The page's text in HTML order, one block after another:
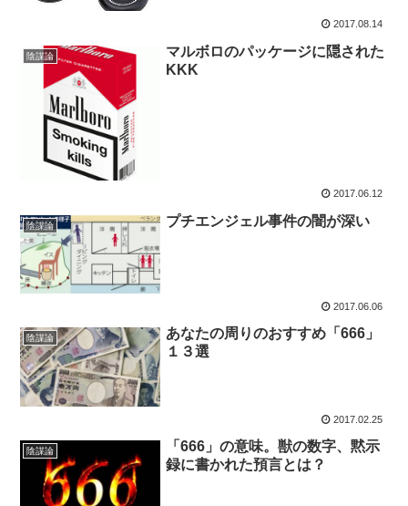
2017.08.14
陰謀論
マルボロのパッケージに隠された
KKK
2017.06.12
陰謀論 プチエンジェル事件の闇が深い
2017.06.06
陰謀論
あなたの周りのおすすめ「666」
１３選
2017.02.25
陰謀論
「666」の意味。獣の数字、黙示
録に書かれた預言とは？